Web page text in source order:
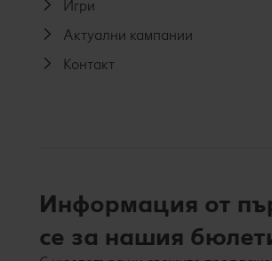
Игри
Актуални кампании
Контакт
Информация от
се за нашия